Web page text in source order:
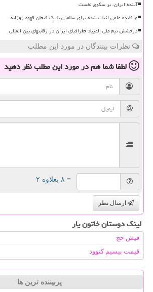
آینده ایران، بر سکوی نخست
۷ فایده علمی اثبات شده برای سلامتی با یک فنجان قهوه روزانه
درخشش تیم ملی المپیاد جغرافیای ایران در رقابتهای بین المللی
نظرات بینندگان در مورد این مطلب
لطفا شما همدر مورد این مطلبنظر دهید
= ۸ بعلاوه ۲
ارسال نظر
لینک دوستان خاتون یار
فیش حج
قیمت بیسیم کنوود
پربیننده ترین ها